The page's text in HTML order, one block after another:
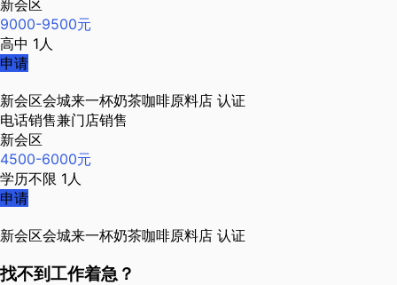
新会区
9000-9500元
高中 1人
申请
新会区会城来一杯奶茶咖啡原料店 认证
电话销售兼门店销售
新会区
4500-6000元
学历不限 1人
申请
新会区会城来一杯奶茶咖啡原料店 认证
找不到工作着急？